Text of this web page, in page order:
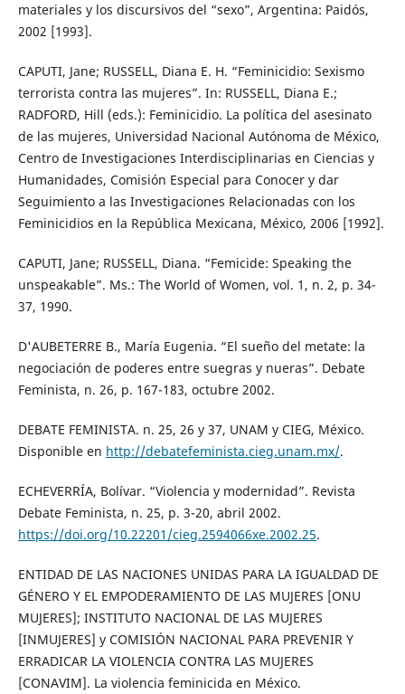
materiales y los discursivos del “sexo”, Argentina: Paidós,
2002 [1993].
CAPUTI, Jane; RUSSELL, Diana E. H. “Feminicidio: Sexismo
terrorista contra las mujeres”. In: RUSSELL, Diana E.;
RADFORD, Hill (eds.): Feminicidio. La política del asesinato
de las mujeres, Universidad Nacional Autónoma de México,
Centro de Investigaciones Interdisciplinarias en Ciencias y
Humanidades, Comisión Especial para Conocer y dar
Seguimiento a las Investigaciones Relacionadas con los
Feminicidios en la República Mexicana, México, 2006 [1992].
CAPUTI, Jane; RUSSELL, Diana. “Femicide: Speaking the
unspeakable”. Ms.: The World of Women, vol. 1, n. 2, p. 34-
37, 1990.
D'AUBETERRE B., María Eugenia. “El sueño del metate: la
negociación de poderes entre suegras y nueras”. Debate
Feminista, n. 26, p. 167-183, octubre 2002.
DEBATE FEMINISTA. n. 25, 26 y 37, UNAM y CIEG, México.
Disponible en http://debatefeminista.cieg.unam.mx/.
ECHEVERRÍA, Bolívar. “Violencia y modernidad”. Revista
Debate Feminista, n. 25, p. 3-20, abril 2002.
https://doi.org/10.22201/cieg.2594066xe.2002.25.
ENTIDAD DE LAS NACIONES UNIDAS PARA LA IGUALDAD DE
GÉNERO Y EL EMPODERAMIENTO DE LAS MUJERES [ONU
MUJERES]; INSTITUTO NACIONAL DE LAS MUJERES
[INMUJERES] y COMISIÓN NACIONAL PARA PREVENIR Y
ERRADICAR LA VIOLENCIA CONTRA LAS MUJERES
[CONAVIM]. La violencia feminicida en México.